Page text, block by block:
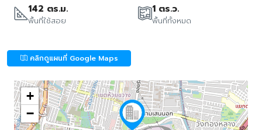
142 ตร.ม.
พื้นที่ใช้สอย
1 ตร.ว.
พื้นที่ทั้งหมด
คลิกดูแผนที่ Google Maps
+
−